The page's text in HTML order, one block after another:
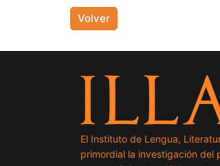
Volver
El Instituto de Lengua,
primordial la investigación del